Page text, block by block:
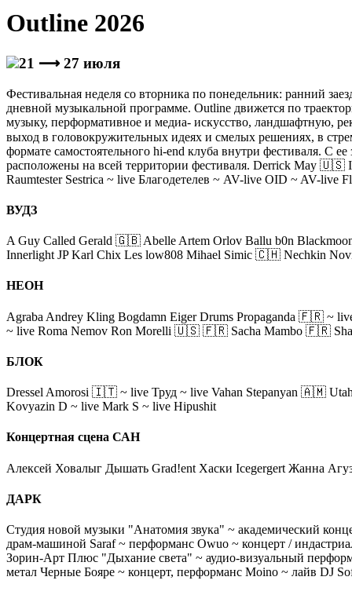
Outline 2026
21 ⟶ 27 июля
Фестивальная неделя со вторника по понедельник: ранний
дневной музыкальной программе. Outline движется по
музыку, перформативное и медиа- искусство, ландшафтную,
выход в головокружительных идеях и смелых решениях, в
формате самостоятельного hi-end клуба внутри фестиваля. С
расположены на всей территории фестиваля. Derrick May 🇺🇸
Raumtester Sestrica ~ live Благодетелев ~ AV-live OID ~ AV-live
ВУДЗ
A Guy Called Gerald 🇬🇧 Abelle Artem Orlov Ballu b0n
Innerlight JP Karl Chix Les low808 Mihael Simic 🇨🇭 Nechkin
НЕОН
Agraba Andrey Kling Bogdamn Eiger Drums Propaganda 🇫🇷 ~
~ live Roma Nemov Ron Morelli 🇺🇸 🇫🇷 Sacha Mambo 🇫🇷
БЛОК
Dressel Amorosi 🇮🇹 ~ live Труд ~ live Vahan Stepanyan 🇦🇲 Utah
Kovyazin D ~ live Mark S ~ live Hipushit
Концертная сцена САН
Алексей Ховалыг Дышать Grad!ent Хаски Icegergert Жанна
ДАРК
Студия новой музыки "Анатомия звука" ~ академический
драм-машиной Saraf ~ перформанс Owuo ~ концерт /
Зорин-Арт Плюс "Дыхание света" ~ аудио-визуальный
метал Черные Бояре ~ концерт, перформанс Moino ~ лайв DJ